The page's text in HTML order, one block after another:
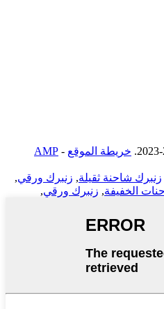
خريطة الموقع -
AMP
زنبرك شاحنة ثقيلة, زنبرك ورقي,
الخفيفة, زنبرك ورقي,